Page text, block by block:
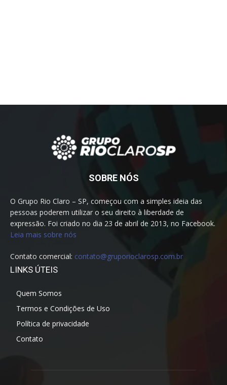
SOBRE NÓS
O Grupo Rio Claro – SP, começou com a simples ideia das
pessoas poderem utilizar o seu direito à liberdade de
expressão. Foi criado no dia 23 de abril de 2013, no Facebook.
Leia mais sobre nós
Contato comercial: contato@gruporioclarosp.com.br
LINKS ÚTEIS
Quem Somos
Termos e Condições de Uso
Política de privacidade
Contato